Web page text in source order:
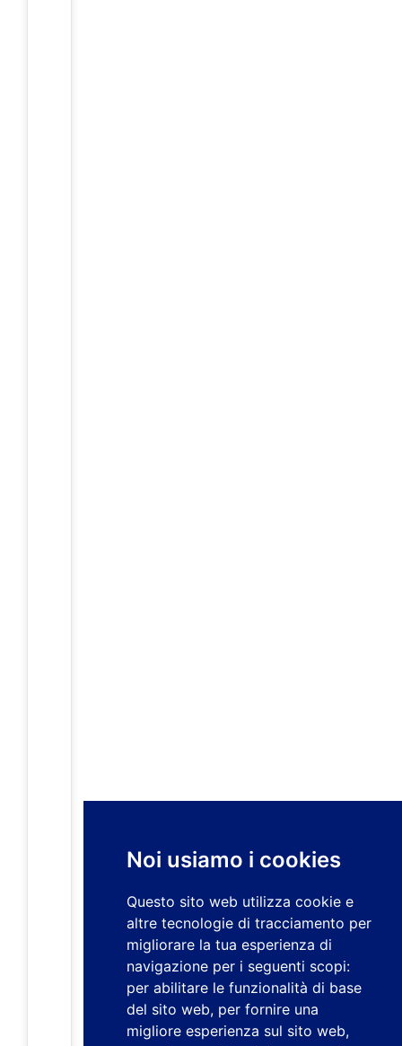
Noi usiamo i cookies
Questo sito web utilizza cookie e
altre tecnologie di tracciamento per
migliorare la tua esperienza di
navigazione per i seguenti scopi:
per abilitare le funzionalità di base
del sito web, per fornire una
migliore esperienza sul sito web,